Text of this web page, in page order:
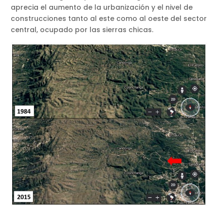
aprecia el aumento de la urbanización y el nivel de
construcciones tanto al este como al oeste del sector
central, ocupado por las sierras chicas.